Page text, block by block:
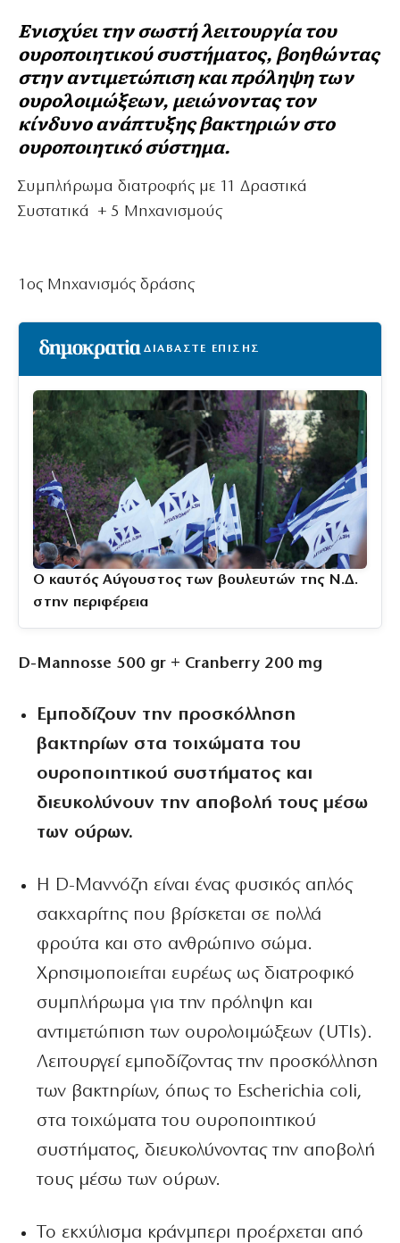
Ενισχύει την σωστή λειτουργία του
ουροποιητικού συστήματος, βοηθώντας
στην αντιμετώπιση και πρόληψη των
ουρολοιμώξεων, μειώνοντας τον
κίνδυνο ανάπτυξης βακτηριών στο
ουροποιητικό σύστημα.
Συμπλήρωμα διατροφής με 11 Δραστικά
Συστατικά + 5 Μηχανισμούς
1 οςΜηχανισμός δράσης
ΔΙΑΒΑΣΤΕ ΕΠΙΣΗΣ
Ο καυτός Αύγουστος των βουλευτών της Ν.Δ.
στην περιφέρεια
D-Mannosse 500 gr + Cranberry 200 mg
Εμποδίζουν την προσκόλληση
βακτηρίων στα τοιχώματα του
ουροποιητικού συστήματος και
διευκολύνουν την αποβολή τους μέσω
των ούρων.
Η D-Μαννόζη είναι ένας φυσικός απλός
σακχαρίτης που βρίσκεται σε πολλά
φρούτα και στο ανθρώπινο σώμα.
Χρησιμοποιείται ευρέως ως διατροφικό
συμπλήρωμα για την πρόληψη και
αντιμετώπιση των ουρολοιμώξεων (UTIs).
Λειτουργεί εμποδίζοντας την προσκόλληση
των βακτηρίων, όπως το Escherichia coli,
στα τοιχώματα του ουροποιητικού
συστήματος, διευκολύνοντας την αποβολή
τους μέσω των ούρων.
Το εκχύλισμα κράνμπερι προέρχεται από